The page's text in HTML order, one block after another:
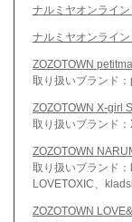
ナルミヤオンライ
ナルミヤオンライ
ZOZOTOWN
取り扱いブランド
ZOZOTOWN X-girl
取り扱いブランド
ZOZOTOWN
取り扱いブランド
LOVETOXIC、
ZOZOTOWN